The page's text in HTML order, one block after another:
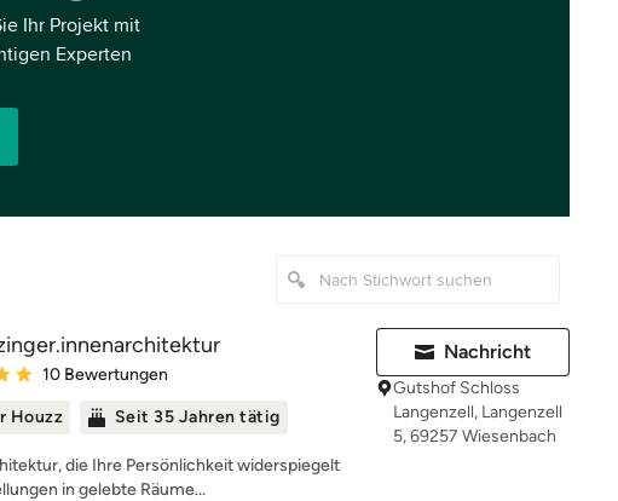
Ihr Projekt mit
Experten
Bewertung: 5 von 5 Sternen
10 Bewertungen
Houzz Seit 35 Jahren tätig
die Ihre Persönlichkeit widerspiegelt
in gelebte Räume...
Nachricht
Gutshof Schloss
Langenzell, Langenzell
5, 69257 Wiesenbach